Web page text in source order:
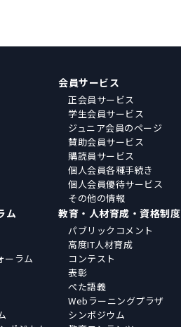
会員サービス
正会員サービス
学生会員サービス
ジュニア会員のページ
賛助会員サービス
購読員サービス
個人会員各種手続き
個人会員優待サービス
その他の情報
ム
ーラム
教育・人材育成・資格制度
パブリックコメント
高度IT人材育成
コンテスト
表彰
ぺた語義
Webラーニングプラザ
シンポジウム